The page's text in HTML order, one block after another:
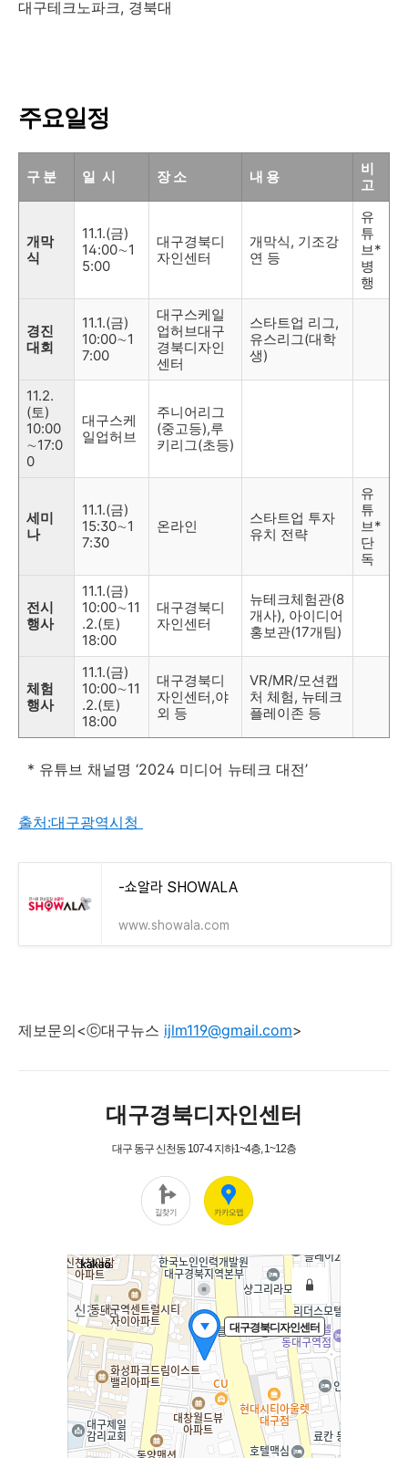
대구테크노파크, 경북대
주요일정
구 분 일 시 장 소 내 용
비
고
개막
식
11.1.(금)
14:00∼1
5:00
대구경북디
자인센터
개막식, 기조강
연 등
유
튜
브*
병
행
경진
대회
11.1.(금)
10:00∼1
7:00
대구스케일
업허브대구
경북디자인
센터
스타트업 리그,
유스리그(대학
생)
11.2.
(토)
10:00
∼17:0
0
대구스케
일업허브
주니어리그
(중고등),루
키리그(초등)
세미
나
11.1.(금)
15:30∼1
7:30
온라인
스타트업 투자
유치 전략
유
튜
브*
단
독
전시
행사
11.1.(금)
10:00∼11
.2.(토)
18:00
대구경북디
자인센터
뉴테크체험관(8
개사), 아이디어
홍보관(17개팀)
체험
행사
11.1.(금)
10:00∼11
.2.(토)
18:00
대구경북디
자인센터,야
외 등
VR/MR/모션캡
처 체험, 뉴테크
플레이존 등
* 유튜브 채널명 ‘2024 미디어 뉴테크 대전’
출처:대구광역시청
-쇼알라 SHOWALA
www.showala.com
제보문의<ⓒ대구뉴스 ijlm119@gmail.com>